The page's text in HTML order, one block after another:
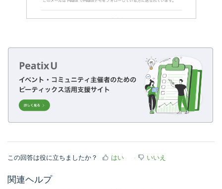
この回答は役に立ちましたか？ はい いいえ
関連ヘルプ